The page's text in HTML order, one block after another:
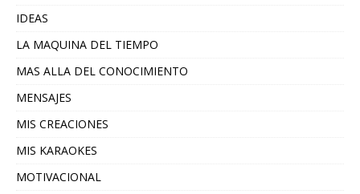
IDEAS
LA MAQUINA DEL TIEMPO
MAS ALLA DEL CONOCIMIENTO
MENSAJES
MIS CREACIONES
MIS KARAOKES
MOTIVACIONAL